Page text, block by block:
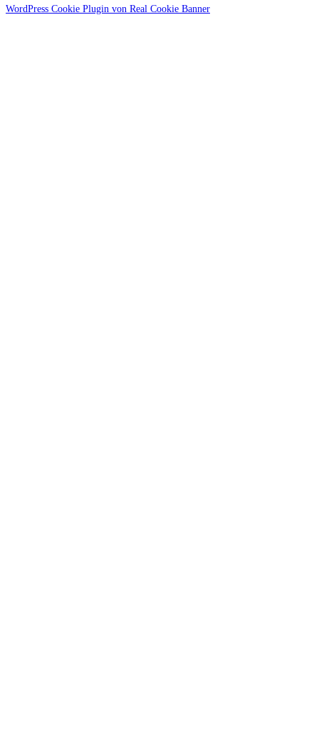
WordPress Cookie Plugin von Real Cookie Banner